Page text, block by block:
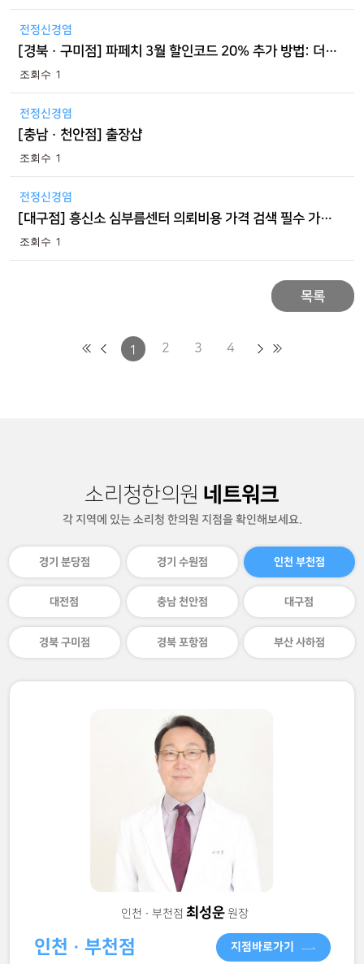
전정신경염
[경북 · 구미점] 파페치 3월 할인코드 20% 추가 방법: 더 로우 인디아 백 관부가세 포함가 정리
1
전정신경염
[충남 · 천안점] 출장샵
1
전정신경염
[대구점] 흥신소 심부름센터 의뢰비용 가격 검색 필수 가이드
1
목록
1 2 3 4
소리청한의원 네트워크
각 지역에 있는 소리청 한의원 지점을 확인해보세요.
경기 분당점 경기 수원점 인천 부천점
대전점 충남 천안점 대구점
경북 구미점 경북 포항점 부산 사하점
인천 · 부천점최성운 원장
인천 · 부천점 지점바로가기